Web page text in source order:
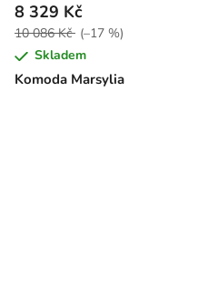
Komoda Marsylia
8 329 Kč
10 086 Kč (–17 %)
Skladem